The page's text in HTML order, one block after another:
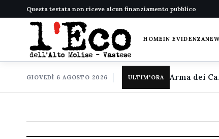
Questa testata non riceve alcun finanziamento pubblico
HOMEIN EVIDENZA
GIOVEDÌ 6 AGOSTO 2026 ULTIM'ORA